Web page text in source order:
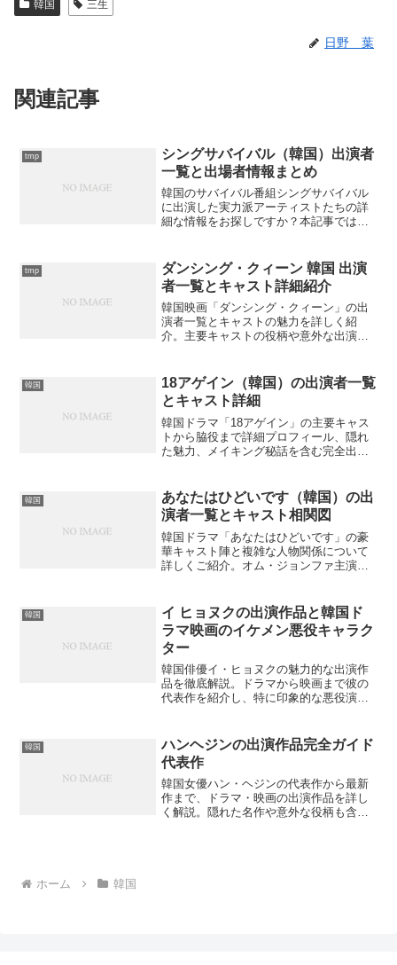
韓国 三生
日野 葉
関連記事
tmp
シングサバイバル（韓国）出演者
一覧と出場者情報まとめ
韓国のサバイバル番組シングサバイバル
に出演した実力派アーティストたちの詳
細な情報をお探しですか？本記事では出
tmp
ダンシング・クィーン 韓国 出演
者一覧とキャスト詳細紹介
韓国映画「ダンシング・クィーン」の出
演者一覧とキャストの魅力を詳しく紹
介。主要キャストの役柄や意外な出演者
韓国
18アゲイン（韓国）の出演者一覧
とキャスト詳細
韓国ドラマ「18アゲイン」の主要キャス
トから脇役まで詳細プロフィール、隠れ
た魅力、メイキング秘話を含む完全出演
いですか？
韓国
あなたはひどいです（韓国）の出
演者一覧とキャスト相関図
韓国ドラマ「あなたはひどいです」の豪
華キャスト陣と複雑な人物関係について
詳しくご紹介。オム・ジョンファ主演、
ルを徹底解説します。どの俳優がどんな
役で魅力を発揮したのでしょうか？
韓国
イ ヒョヌクの出演作品と韓国ド
ラマ映画のイケメン悪役キャラク
ター
韓国俳優イ・ヒョヌクの魅力的な出演作
品を徹底解説。ドラマから映画まで彼の
代表作を紹介し、特に印象的な悪役演技
韓国
ハンヘジンの出演作品完全ガイド
代表作
韓国女優ハン・ヘジンの代表作から最新
作まで、ドラマ・映画の出演作品を詳し
く解説。隠れた名作や意外な役柄も含め
ホーム 韓国